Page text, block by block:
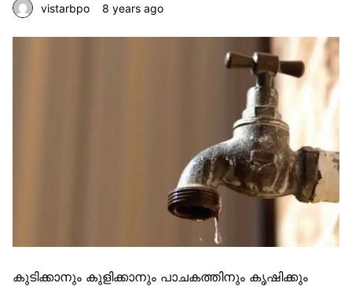
vistarbpo 8 years ago
കുടിക്കാനും കുളിക്കാനും പാചകത്തിനും കൃഷിക്കും